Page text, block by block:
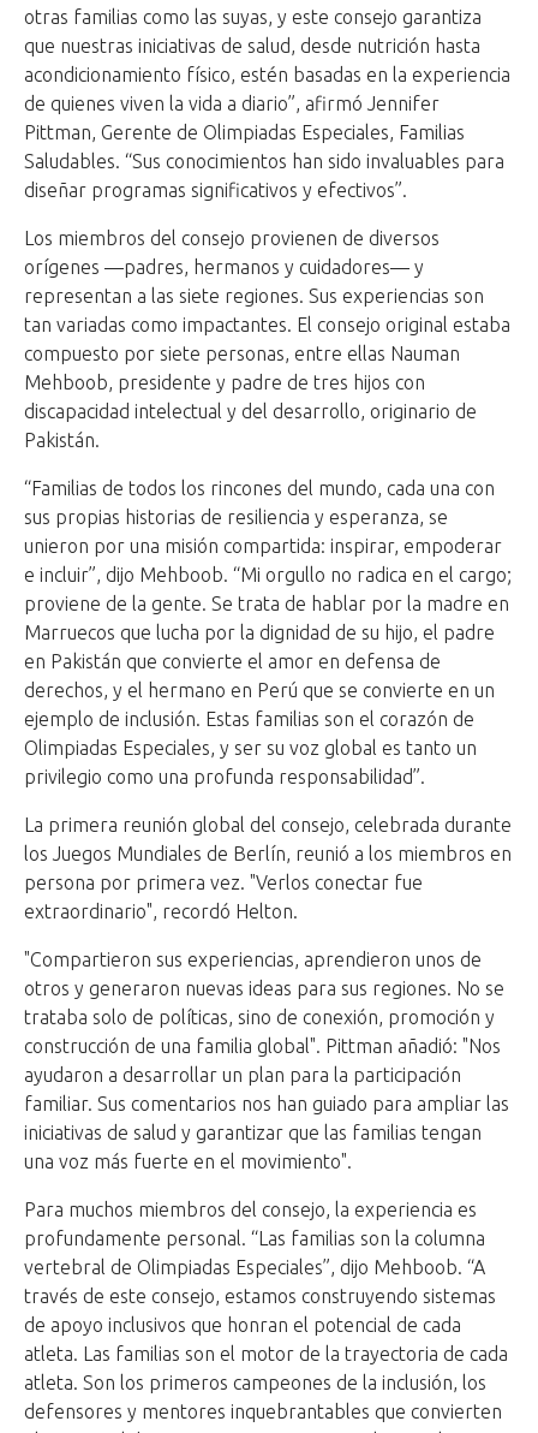
otras familias como las suyas, y este consejo garantiza
que nuestras iniciativas de salud, desde nutrición hasta
acondicionamiento físico, estén basadas en la experiencia
de quienes viven la vida a diario”, afirmó Jennifer
Pittman, Gerente de Olimpiadas Especiales, Familias
Saludables. “Sus conocimientos han sido invaluables para
diseñar programas significativos y efectivos”.
Los miembros del consejo provienen de diversos
orígenes —padres, hermanos y cuidadores— y
representan a las siete regiones. Sus experiencias son
tan variadas como impactantes. El consejo original estaba
compuesto por siete personas, entre ellas Nauman
Mehboob, presidente y padre de tres hijos con
discapacidad intelectual y del desarrollo, originario de
Pakistán.
“Familias de todos los rincones del mundo, cada una con
sus propias historias de resiliencia y esperanza, se
unieron por una misión compartida: inspirar, empoderar
e incluir”, dijo Mehboob. “Mi orgullo no radica en el cargo;
proviene de la gente. Se trata de hablar por la madre en
Marruecos que lucha por la dignidad de su hijo, el padre
en Pakistán que convierte el amor en defensa de
derechos, y el hermano en Perú que se convierte en un
ejemplo de inclusión. Estas familias son el corazón de
Olimpiadas Especiales, y ser su voz global es tanto un
privilegio como una profunda responsabilidad”.
La primera reunión global del consejo, celebrada durante
los Juegos Mundiales de Berlín, reunió a los miembros en
persona por primera vez. "Verlos conectar fue
extraordinario", recordó Helton.
"Compartieron sus experiencias, aprendieron unos de
otros y generaron nuevas ideas para sus regiones. No se
trataba solo de políticas, sino de conexión, promoción y
construcción de una familia global". Pittman añadió: "Nos
ayudaron a desarrollar un plan para la participación
familiar. Sus comentarios nos han guiado para ampliar las
iniciativas de salud y garantizar que las familias tengan
una voz más fuerte en el movimiento".
Para muchos miembros del consejo, la experiencia es
profundamente personal. “Las familias son la columna
vertebral de Olimpiadas Especiales”, dijo Mehboob. “A
través de este consejo, estamos construyendo sistemas
de apoyo inclusivos que honran el potencial de cada
atleta. Las familias son el motor de la trayectoria de cada
atleta. Son los primeros campeones de la inclusión, los
defensores y mentores inquebrantables que convierten